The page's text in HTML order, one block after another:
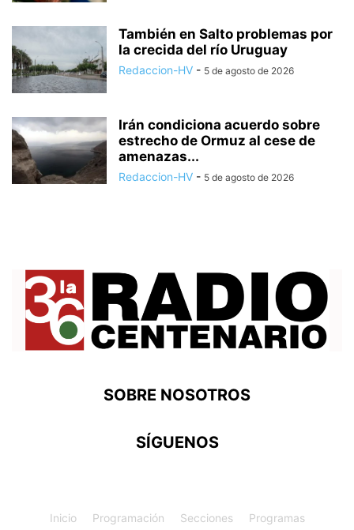
También en Salto problemas por
la crecida del río Uruguay
Redaccion-HV - 5 de agosto de 2026
Irán condiciona acuerdo sobre
estrecho de Ormuz al cese de
amenazas...
Redaccion-HV - 5 de agosto de 2026
SOBRE NOSOTROS
SÍGUENOS
Inicio Programación Secciones Programas